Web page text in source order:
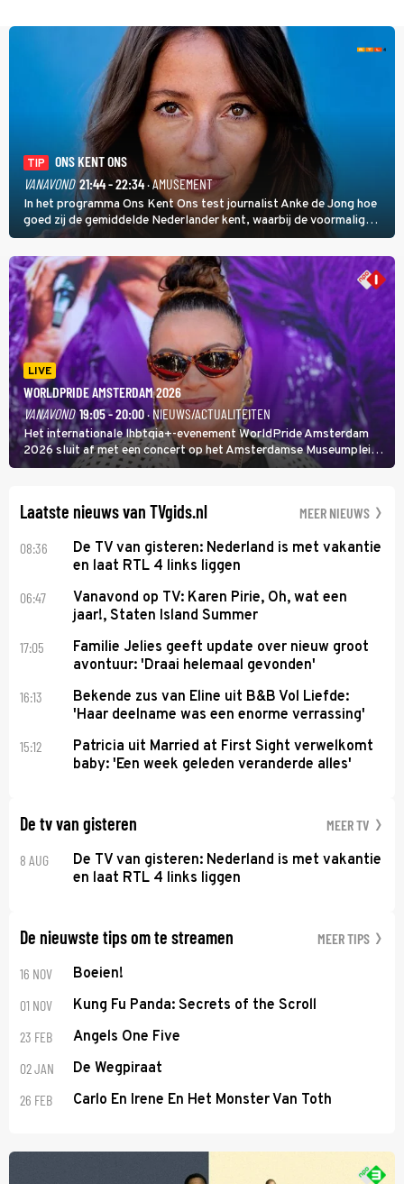
TIP
ONS KENT ONS
VANAVOND 21:44 - 22:34· AMUSEMENT
In het programma Ons Kent Ons test journalist Anke de Jong hoe
goed zij de gemiddelde Nederlander kent, waarbij de voormalig
hoofdredacteur van modebladen Glamour en Elle het samen met
rapper Keizer opneemt tegen Edson da Graça en Marc-Marie
Huijbregts.
LIVE
WORLDPRIDE AMSTERDAM 2026
VANAVOND 19:05 - 20:00· NIEUWS/ACTUALITEITEN
Het internationale lhbtqia+-evenement WorldPride Amsterdam
2026 sluit af met een concert op het Amsterdamse Museumplein.
Anita Doth is een van de optredende artiesten. In de jaren 90
Laatste nieuws van TVgids.nl MEER NIEUWS
08:36
De TV van gisteren: Nederland is met vakantie
en laat RTL 4 links liggen
06:47
Vanavond op TV: Karen Pirie, Oh, wat een
jaar!, Staten Island Summer
17:05
Familie Jelies geeft update over nieuw groot
avontuur: 'Draai helemaal gevonden'
16:13
Bekende zus van Eline uit B&B Vol Liefde:
'Haar deelname was een enorme verrassing'
15:12
Patricia uit Married at First Sight verwelkomt
baby: 'Een week geleden veranderde alles'
De tv van gisteren MEER TV
8 AUG
De TV van gisteren: Nederland is met vakantie
en laat RTL 4 links liggen
De nieuwste tips om te streamen MEER TIPS
16 NOV Boeien!
01 NOV Kung Fu Panda: Secrets of the Scroll
23 FEB Angels One Five
02 JAN De Wegpiraat
26 FEB Carlo En Irene En Het Monster Van Toth